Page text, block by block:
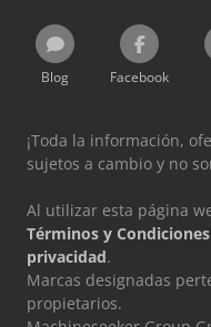
Blog Facebook
¡Toda la información,
sujetos a cambio y no
Al utilizar esta página
Términos y Condiciones
privacidad.
Marcas designadas
propietarios.